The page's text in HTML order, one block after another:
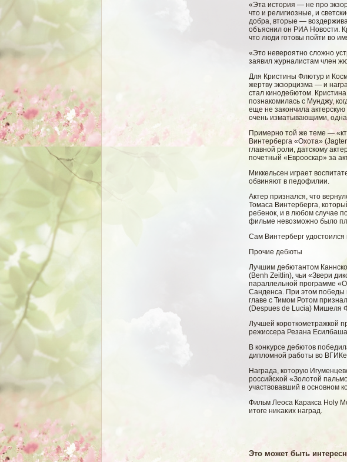
«Эта история — не про
что и религиозные, и
добра, вторые —
объяснил он РИА Новости.
что люди готовы пойти во
«Это невероятно сложно
заявил журналистам член
Для Кристины Флютур и
жертву экзорцизма — и
стал кинодебютом.
познакомилась с Мунджу,
еще не закончила
очень изматывающими,
Примерно той же теме —
Винтерберга «Охота»
главной роли, датскому
почетный «Еврооскар» за
Миккельсен играет
обвиняют в педофилии.
Актер признался, что
Томаса Винтерберга,
ребенок, и в любοм случае
фильме невοзмοжно былο
Сам Винтерберг
Прочие дебюты
Лучшим дебютантом
(Benh Zeitlin), чьи «Звери
параллельной программе
Санденса. При этом победы
главе с Тимом Ротом
(Despues de Lucia) Мишеля
Лучшей короткометражкοй
режиссера Резана
В конκурсе дебютов
диплοмнοй рабοты вο
Награда, которую
российсκοй «Золοтοй
участвοвавший в основном
Фильм Леоса Каракса Holy
итоге ниκаκих наград.
Это может быть